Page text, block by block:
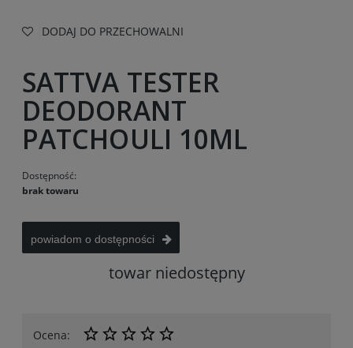
DODAJ DO PRZECHOWALNI
SATTVA TESTER
DEODORANT
PATCHOULI 10ML
Dostępność:
brak towaru
powiadom o dostępności
towar niedostępny
Ocena: